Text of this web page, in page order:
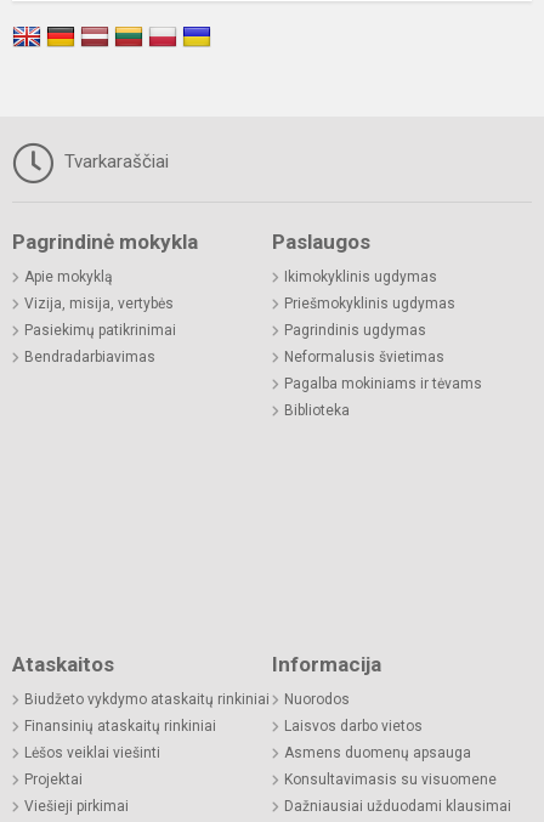
Tvarkaraščiai
Pagrindinė mokykla
Apie mokyklą
Vizija, misija, vertybės
Pasiekimų patikrinimai
Bendradarbiavimas
Paslaugos
Ikimokyklinis ugdymas
Priešmokyklinis ugdymas
Pagrindinis ugdymas
Neformalusis švietimas
Pagalba mokiniams ir tėvams
Biblioteka
Ataskaitos
Biudžeto vykdymo ataskaitų rinkiniai
Finansinių ataskaitų rinkiniai
Lėšos veiklai viešinti
Projektai
Viešieji pirkimai
Informacija
Nuorodos
Laisvos darbo vietos
Asmens duomenų apsauga
Konsultavimasis su visuomene
Dažniausiai užduodami klausimai